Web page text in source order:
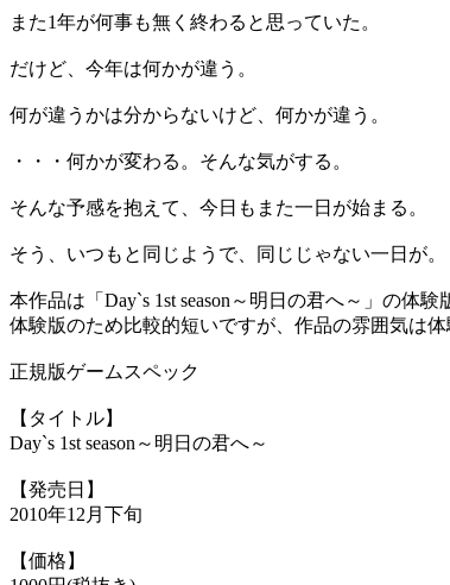
また1年が何事も無く終わると思っていた。
だけど、今年は何かが違う。
何が違うかは分からないけど、何かが違う。
・・・何かが変わる。そんな気がする。
そんな予感を抱えて、今日もまた一日が始まる。
そう、いつもと同じようで、同じじゃない一日が。
本作品は「Day`s 1st season～明日の君へ～」の体験
体験版のため比較的短いですが、作品の雰囲気は
正規版ゲームスペック
【タイトル】
Day`s 1st season～明日の君へ～
【発売日】
2010年12月下旬
【価格】